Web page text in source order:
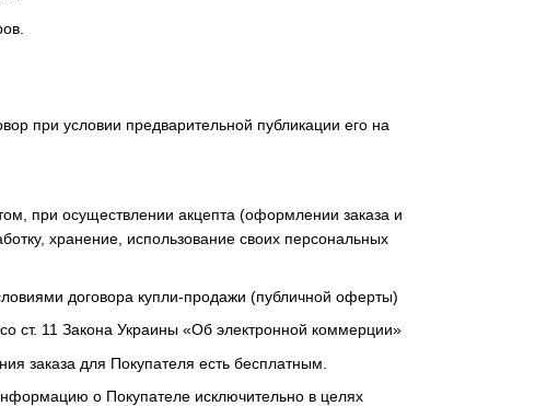
при условии предварительной публикации его на
при осуществлении акцепта (оформлении заказа и
хранение, использование своих персональных
договора купли-продажи (публичной оферты)
ст. 11 Закона Украины «Об электронной коммерции»
заказа для Покупателя есть бесплатным.
о Покупателе исключительно в целях